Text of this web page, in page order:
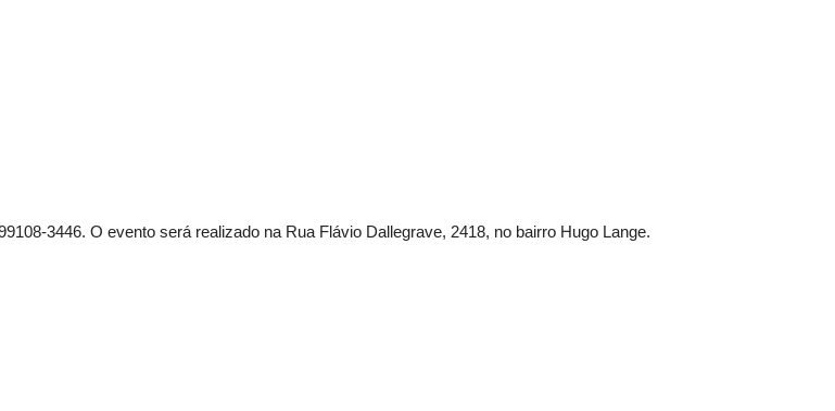
3446. O evento será realizado na Rua Flávio Dallegrave, 2418, no bairro Hugo Lange.